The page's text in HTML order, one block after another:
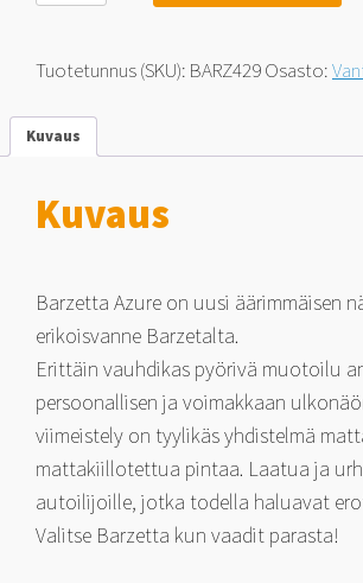
7x16
määrä
Tuotetunnus (SKU): BARZ429Osasto:
Kuvaus
Kuvaus
Barzetta Azure on uusi äärimmäisen
erikoisvanne Barzetalta.
Erittäin vauhdikas pyörivä muotoilu
persoonallisen ja voimakkaan
viimeistely on tyylikäs yhdistelmä
mattakiillotettua pintaa. Laatua ja
autoilijoille, jotka todella haluavat
Valitse Barzetta kun vaadit parasta!